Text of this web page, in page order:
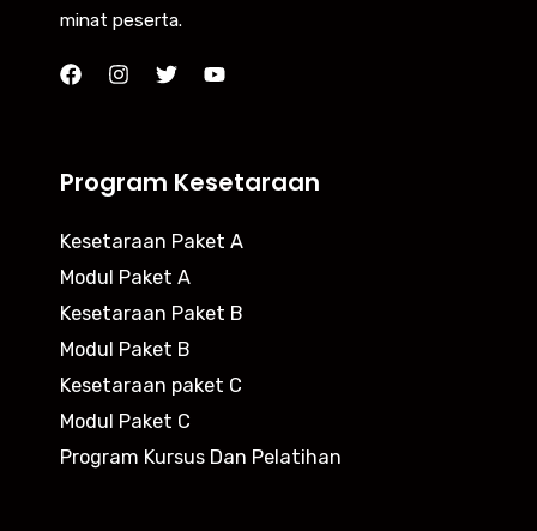
minat peserta.
Program Kesetaraan
Kesetaraan Paket A
Modul Paket A
Kesetaraan Paket B
Modul Paket B
Kesetaraan paket C
Modul Paket C
Program Kursus Dan Pelatihan